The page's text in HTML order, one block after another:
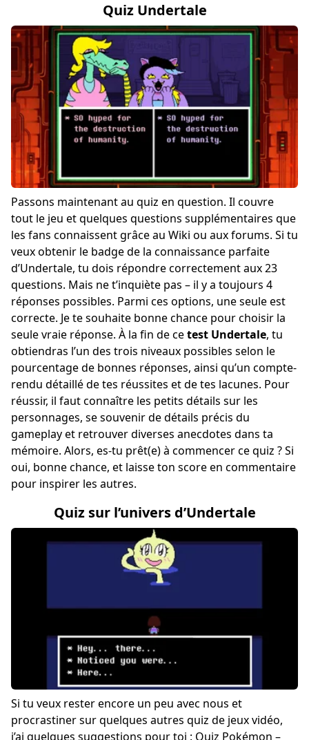
Quiz Undertale
Passons maintenant au quiz en question. Il couvre
tout le jeu et quelques questions supplémentaires que
les fans connaissent grâce au Wiki ou aux forums. Si tu
veux obtenir le badge de la connaissance parfaite
d’Undertale, tu dois répondre correctement aux 23
questions. Mais ne t’inquiète pas – il y a toujours 4
réponses possibles. Parmi ces options, une seule est
correcte. Je te souhaite bonne chance pour choisir la
seule vraie réponse. À la fin de cetest Undertale, tu
obtiendras l’un des trois niveaux possibles selon le
pourcentage de bonnes réponses, ainsi qu’un compte-
rendu détaillé de tes réussites et de tes lacunes. Pour
réussir, il faut connaître les petits détails sur les
personnages, se souvenir de détails précis du
gameplay et retrouver diverses anecdotes dans ta
mémoire. Alors, es-tu prêt(e) à commencer ce quiz ? Si
oui, bonne chance, et laisse ton score en commentaire
pour inspirer les autres.
Quiz sur l’univers d’Undertale
Si tu veux rester encore un peu avec nous et
procrastiner sur quelques autres quiz de jeux vidéo,
j’ai quelques suggestions pour toi : Quiz Pokémon –